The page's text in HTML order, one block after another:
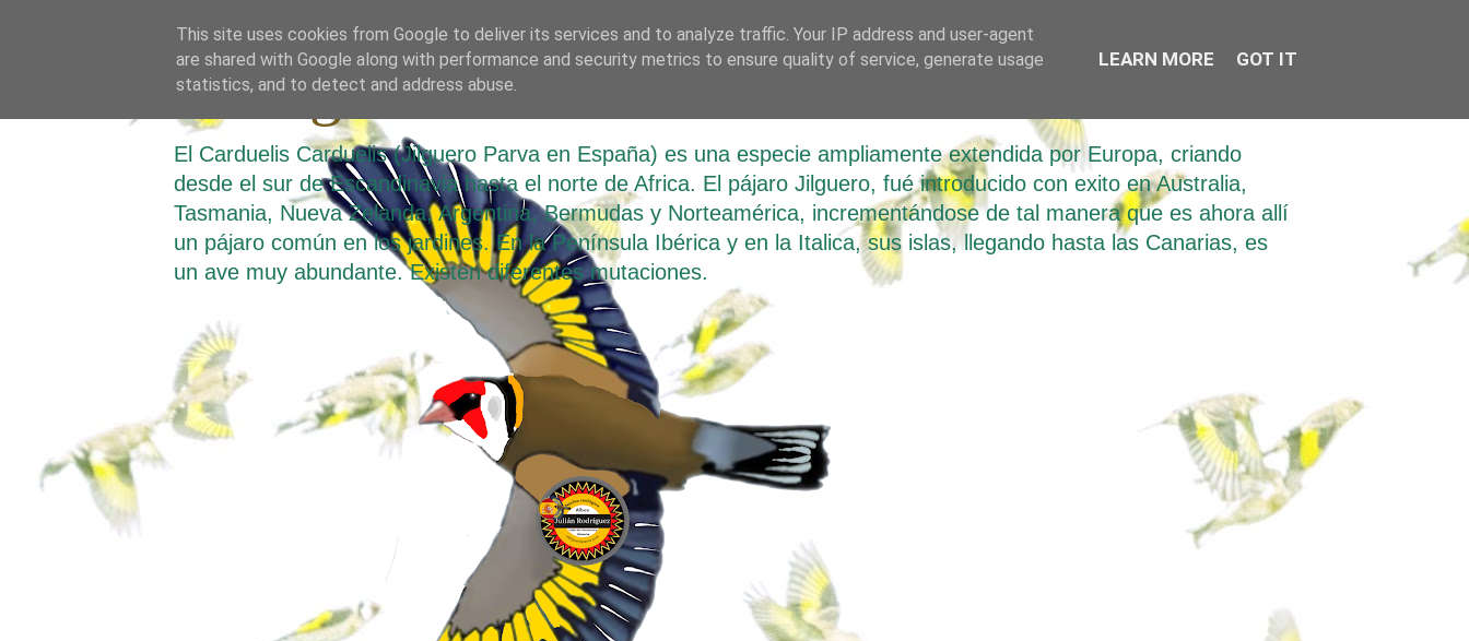
El Jilguero Parva
El Carduelis Carduelis (Jilguero Parva en España) es una especie ampliamente extendida por Europa, criando
desde el sur de Escandinavia hasta el norte de Africa. El pájaro Jilguero, fué introducido con exito en Australia,
Tasmania, Nueva Zelanda, Argentina, Bermudas y Norteamérica, incrementándose de tal manera que es ahora allí
un pájaro común en los jardines. En la Península Ibérica y en la Italica, sus islas, llegando hasta las Canarias, es
un ave muy abundante. Existen diferentes mutaciones.
This site uses cookies from Google to deliver its services and to analyze traffic. Your IP address and user-agent
are shared with Google along with performance and security metrics to ensure quality of service, generate usage
statistics, and to detect and address abuse.
LEARN MORE GOT IT